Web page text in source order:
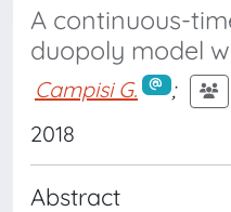
A continuous-
duopoly model
Campisi G.
;
2018
Abstract